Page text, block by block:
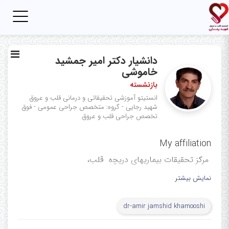
دانشیار دکتر امیر جمشید
خاموشی
بازنشسته
انستیتو آموزشی تحقیقاتی و درمانی قلب و عروق
شهید رجایی - گروه: متخصص جراحی عمومی - فوق
تخصص جراحی قلب و عروق
My affiliation
ﻣﺮﻛﺰ ﺗﺤﻘﯿﻘﺎت ﺑﯿﻤﺎرﯾﮭﺎی درﯾﭽه ﻗﻠﺐ،
مرکز آموزشی، تحقیقاتی و درمانی
علوم پزشکی ایران، تهران، ایران
نمایش بیشتر
dr-amir jamshid khamooshi